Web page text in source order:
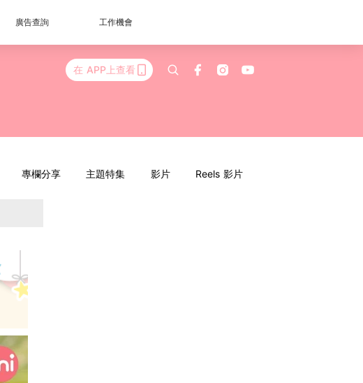
廣告查詢 工作機會
在 APP上查看
專欄分享 主題特集 影片 Reels 影片